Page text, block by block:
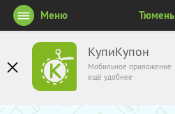
КупиКупон
Мобильное приложение
ещё удобнее
Меню Тюмень